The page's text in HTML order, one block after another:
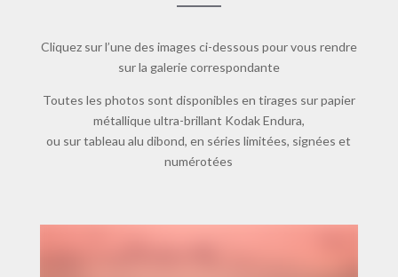
Cliquez sur l’une des images ci-dessous pour vous rendre
sur la galerie correspondante
Toutes les photos sont disponibles en tirages sur papier
métallique ultra-brillant Kodak Endura,
ou sur tableau alu dibond, en séries limitées, signées et
numérotées